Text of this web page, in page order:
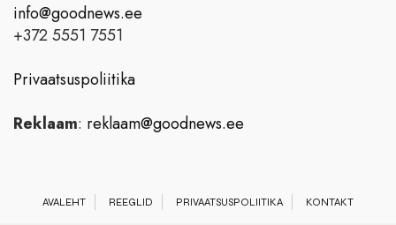
info@goodnews.ee
+372 5551 7551
Privaatsuspoliitika
Reklaam: reklaam@goodnews.ee
AVALEHT REEGLID PRIVAATSUSPOLIITIKA KONTAKT